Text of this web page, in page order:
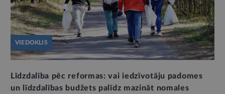
VIEDOKLIS
Līdzdalība pēc reformas: vai iedzīvotāju padomes
un līdzdalības budžets palīdz mazināt nomales